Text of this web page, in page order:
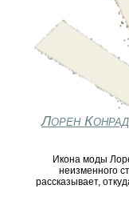
Лорен
Икона моды
неизменного
рассказывает,